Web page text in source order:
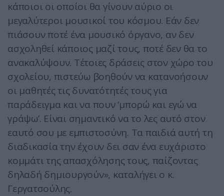
κάποιοι οι οποίοι θα γίνουν αύριο οι
μεγαλύτεροι μουσικοί του κόσμου. Εάν δεν
πιάσουν ποτέ ένα μουσικό όργανο, αν δεν
ασχοληθεί κάποιος μαζί τους, ποτέ δεν θα το
ανακαλύψουν. Τέτοιες δράσεις στον χώρο του
σχολείου, πιστεύω βοηθούν να κατανοήσουν
οι μαθητές τις δυνατότητές τους για
παράδειγμα και να πουν ‘μπορώ και εγώ να
γράψω’. Είναι σημαντικό να το λες αυτό στον
εαυτό σου με εμπιστοσύνη. Τα παιδιά αυτή τη
διαδικασία την έχουν δει σαν ένα ευχάριστο
κομμάτι της απασχόλησης τους, παίζοντας
δηλαδή δημιουργούν», καταλήγει ο κ.
Γεργατσούλης.